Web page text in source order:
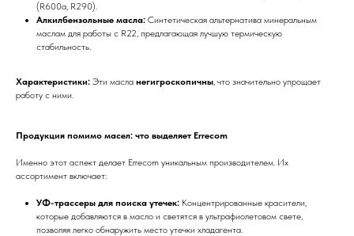
(R600a, R290).
Алкилбензольные масла: Синтетическая альтернатива минеральным
маслам для работы с R22, предлагающая лучшую термическую
стабильность.
Характеристики: Эти масла негигроскопичны, что значительно упрощает
работу с ними.
Продукция помимо масел: что выделяет Errecom
Именно этот аспект делает Errecom уникальным производителем. Их
ассортимент включает:
УФ-трассеры для поиска утечек: Концентрированные красители,
которые добавляются в масло и светятся в ультрафиолетовом свете,
позволяя легко обнаружить место утечки хладагента.